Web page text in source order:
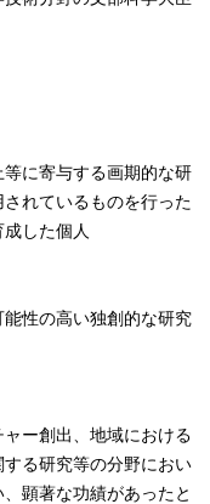
に寄与する画期的な研
れているものを行った
した個人
性の高い独創的な研究
ー創出、地域における
る研究等の分野におい
顕著な功績があったと